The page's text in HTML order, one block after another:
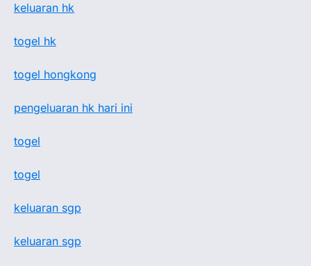
keluaran hk
togel hk
togel hongkong
pengeluaran hk hari ini
togel
togel
keluaran sgp
keluaran sgp